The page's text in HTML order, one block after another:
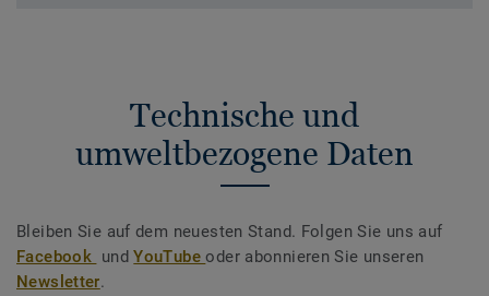
Technische und
umweltbezogene Daten
Bleiben Sie auf dem neuesten Stand. Folgen Sie uns auf
Facebook undYouTubeoder abonnieren Sie unseren
Newsletter.